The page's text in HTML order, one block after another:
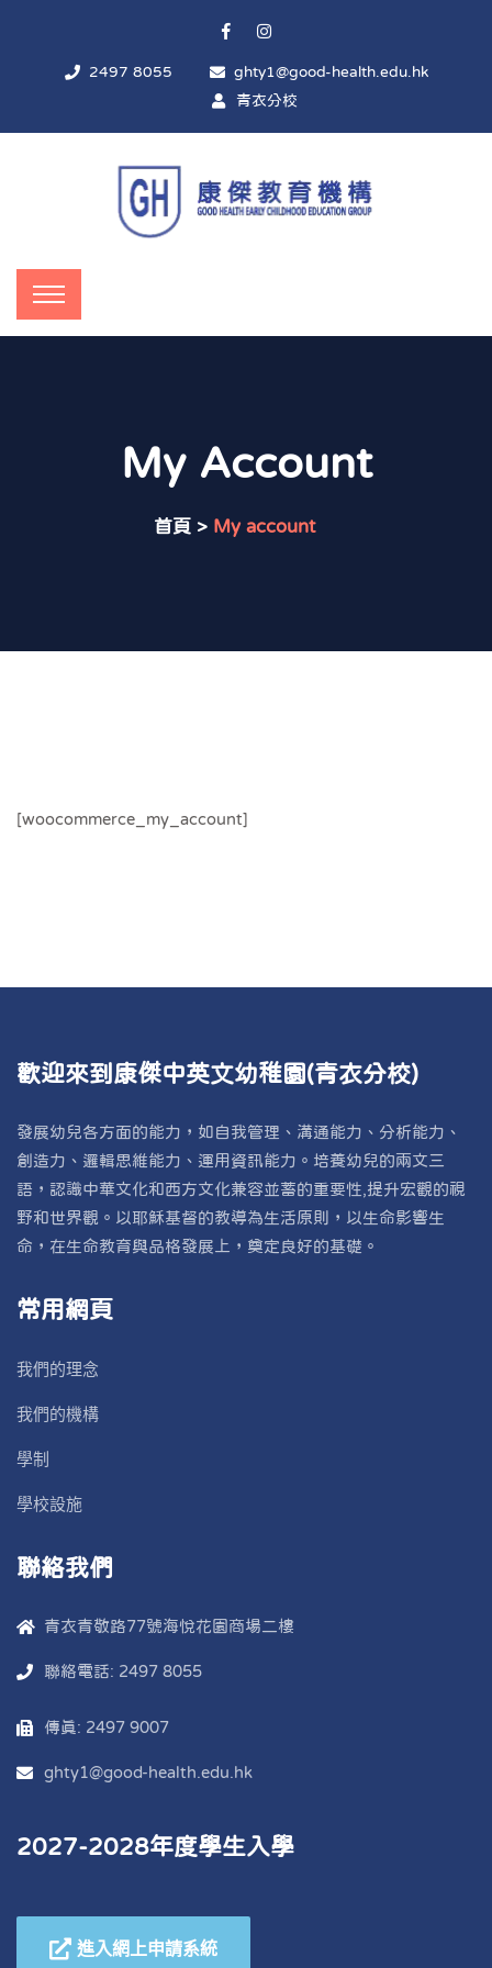
2497 8055
ghty1@good-health.edu.hk
青衣分校
My Account
首頁 > My account
[woocommerce_my_account]
歡迎來到康傑中英文幼稚園(青衣分校)
發展幼兒各方面的能力，如自我管理、溝通能力、分析能力、
創造力、邏輯思維能力、運用資訊能力。培養幼兒的兩文三
語，認識中華文化和西方文化兼容並蓄的重要性,提升宏觀的視
野和世界觀。以耶穌基督的教導為生活原則，以生命影響生
命，在生命教育與品格發展上，奠定良好的基礎。
常用網頁
我們的理念
我們的機構
學制
學校設施
聯絡我們
青衣青敬路77號海悅花園商場二樓
聯絡電話: 2497 8055
傳真: 2497 9007
ghty1@good-health.edu.hk
2027-2028年度學生入學
進入網上申請系統